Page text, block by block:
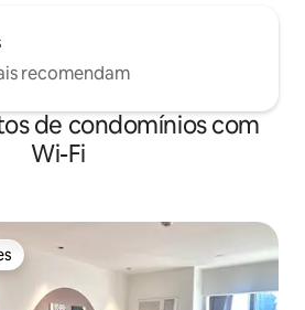
recomendam
de condomínios com
Wi-Fi